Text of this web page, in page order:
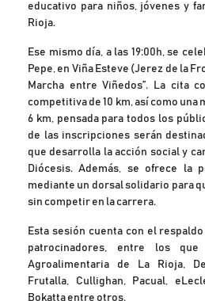
educativo para niños, jóvenes y
Rioja.
Ese mismo día, a las 19:00h, se
Pepe, en Viña Esteve (Jerez de la
Marcha entre Viñedos”. La cita
competitiva de 10 km, así como una
6 km, pensada para todos los
de las inscripciones serán
que desarrolla la acción social y
Diócesis. Además, se ofrece la
mediante un dorsal solidario para
sin competir en la carrera.
Esta sesión cuenta con el
patrocinadores, entre los que
Agroalimentaria de La Rioja,
Frutalla, Cullighan, Pacual,
Bokatta entre otros.